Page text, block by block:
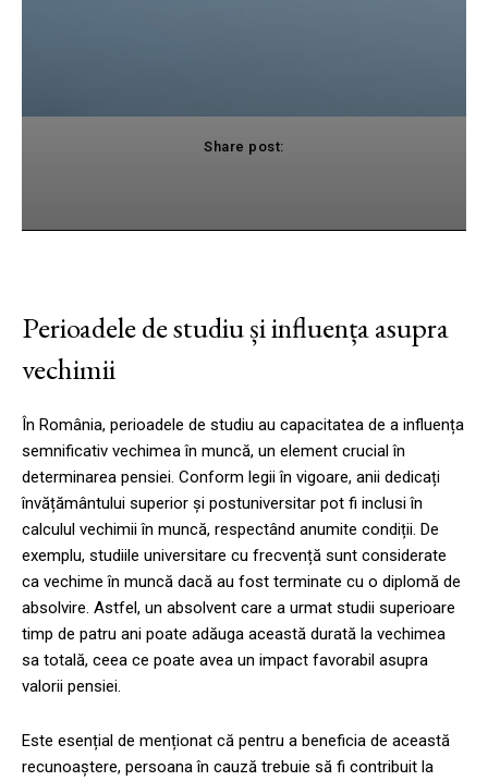
Share post:
Perioadele de studiu și influența asupra
vechimii
În România, perioadele de studiu au capacitatea de a influența
semnificativ vechimea în muncă, un element crucial în
determinarea pensiei. Conform legii în vigoare, anii dedicați
învățământului superior și postuniversitar pot fi inclusi în
calculul vechimii în muncă, respectând anumite condiții. De
exemplu, studiile universitare cu frecvență sunt considerate
ca vechime în muncă dacă au fost terminate cu o diplomă de
absolvire. Astfel, un absolvent care a urmat studii superioare
timp de patru ani poate adăuga această durată la vechimea
sa totală, ceea ce poate avea un impact favorabil asupra
valorii pensiei.
Este esențial de menționat că pentru a beneficia de această
recunoaștere, persoana în cauză trebuie să fi contribuit la